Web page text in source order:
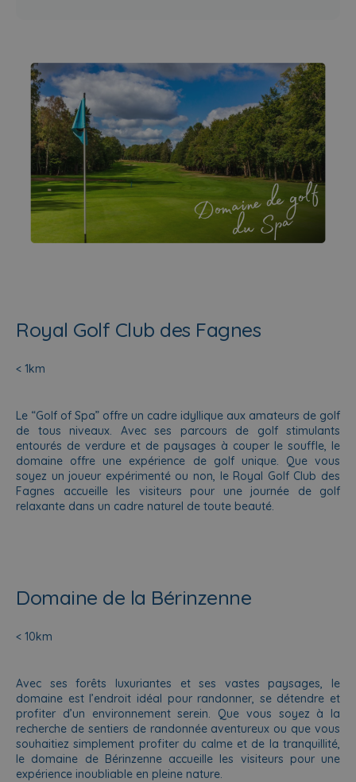
Royal Golf Club des Fagnes
< 1km
Le “Golf of Spa” offre un cadre idyllique aux amateurs de golf
de tous niveaux. Avec ses parcours de golf stimulants
entourés de verdure et de paysages à couper le souffle, le
domaine offre une expérience de golf unique. Que vous
soyez un joueur expérimenté ou non, le Royal Golf Club des
Fagnes accueille les visiteurs pour une journée de golf
relaxante dans un cadre naturel de toute beauté.
Domaine de la Bérinzenne
< 10km
Avec ses forêts luxuriantes et ses vastes paysages, le
domaine est l’endroit idéal pour randonner, se détendre et
profiter d’un environnement serein. Que vous soyez à la
recherche de sentiers de randonnée aventureux ou que vous
souhaitiez simplement profiter du calme et de la tranquillité,
le domaine de Bérinzenne accueille les visiteurs pour une
expérience inoubliable en pleine nature.